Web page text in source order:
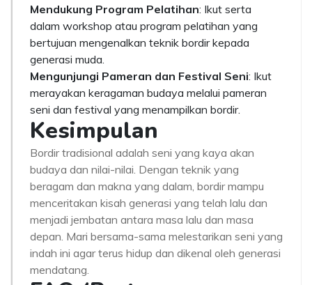
Mendukung Program Pelatihan: Ikut serta
dalam workshop atau program pelatihan yang
bertujuan mengenalkan teknik bordir kepada
generasi muda.
Mengunjungi Pameran dan Festival Seni: Ikut
merayakan keragaman budaya melalui pameran
seni dan festival yang menampilkan bordir.
Kesimpulan
Bordir tradisional adalah seni yang kaya akan
budaya dan nilai-nilai. Dengan teknik yang
beragam dan makna yang dalam, bordir mampu
menceritakan kisah generasi yang telah lalu dan
menjadi jembatan antara masa lalu dan masa
depan. Mari bersama-sama melestarikan seni yang
indah ini agar terus hidup dan dikenal oleh generasi
mendatang.